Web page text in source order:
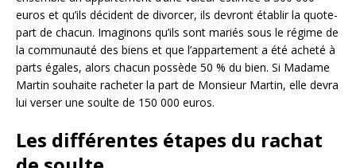
euros et qu’ils décident de divorcer, ils devront établir la quote-
part de chacun. Imaginons qu’ils sont mariés sous le régime de
la communauté des biens et que l’appartement a été acheté à
parts égales, alors chacun possède 50 % du bien. Si Madame
Martin souhaite racheter la part de Monsieur Martin, elle devra
lui verser une soulte de 150 000 euros.
Les différentes étapes du rachat